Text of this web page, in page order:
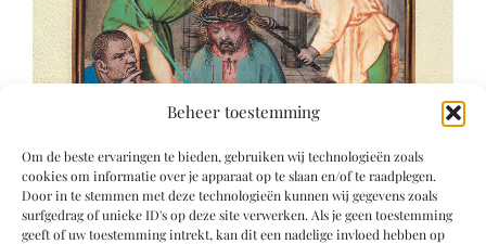
Beheer toestemming
Om de beste ervaringen te bieden, gebruiken wij technologieën zoals
cookies om informatie over je apparaat op te slaan en/of te raadplegen.
Door in te stemmen met deze technologieën kunnen wij gegevens zoals
surfgedrag of unieke ID's op deze site verwerken. Als je geen toestemming
geeft of uw toestemming intrekt, kan dit een nadelige invloed hebben op